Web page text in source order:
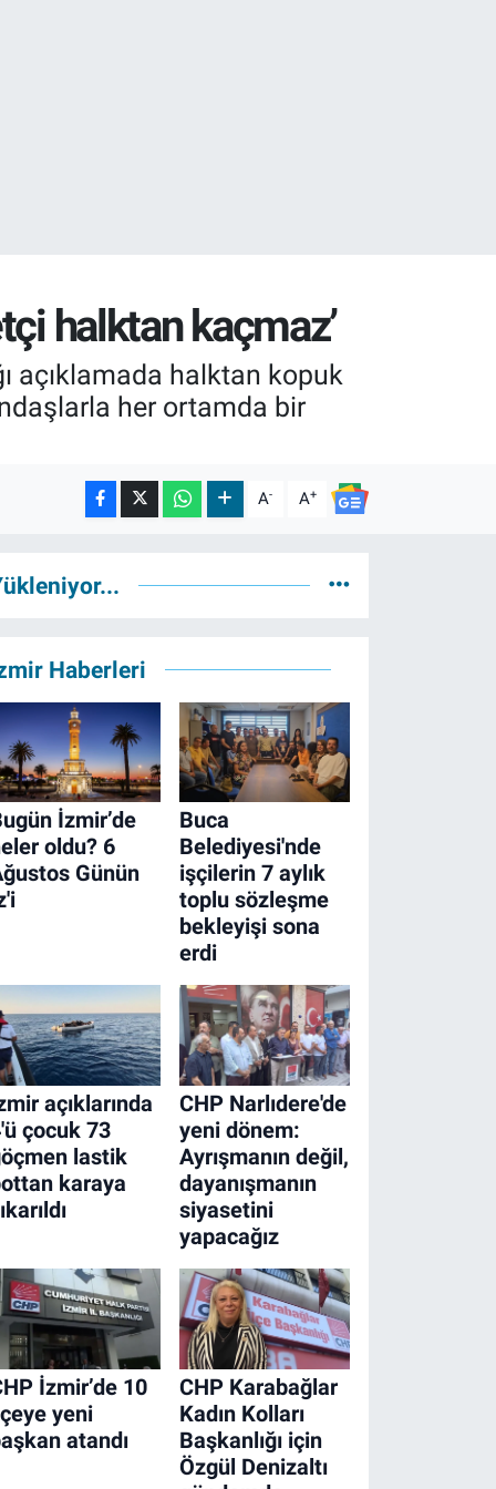
halktan kaçmaz’
açıklamada halktan kopuk
her ortamda bir
A- A+
Haberleri
İzmir’de
oldu? 6
Günün
Buca
Belediyesi'nde
işçilerin 7 aylık
toplu sözleşme
bekleyişi sona
erdi
açıklarında
çocuk 73
lastik
karaya
CHP Narlıdere'de
yeni dönem:
Ayrışmanın değil,
dayanışmanın
siyasetini
yapacağız
İzmir’de 10
yeni
atandı
CHP Karabağlar
Kadın Kolları
Başkanlığı için
Özgül Denizaltı